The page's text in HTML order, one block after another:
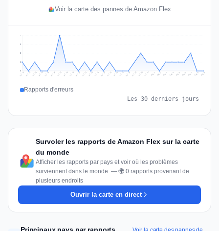
Voir la carte des pannes de Amazon Flex
1
2
3
4
Jul 11 Jul 12 Jul 13 Jul 14 Jul 15 Jul 16 Jul 17 Jul 18 Jul 19 Jul 20 Jul 21 Jul 22 Jul 23 Jul 24 Jul 25 Jul 26 Jul 27 Jul 28 Jul 29 Jul 30 Jul 31 Aug 1 Aug 2 Aug 3 Aug 4 Aug 5 Aug 6 Aug 7 Aug 8 Aug 9
Rapports d'erreurs
Les 30 derniers jours
Survoler les rapports de Amazon Flex sur la carte
du monde
Afficher les rapports par pays et voir où les problèmes
surviennent dans le monde. — 🌍 0 rapports provenant de
plusieurs endroits
Ouvrir la carte en direct